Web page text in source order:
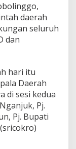
daerah
seluruh
dan
hari itu
Daerah
di sesi kedua
Pj.
Pj. Bupati